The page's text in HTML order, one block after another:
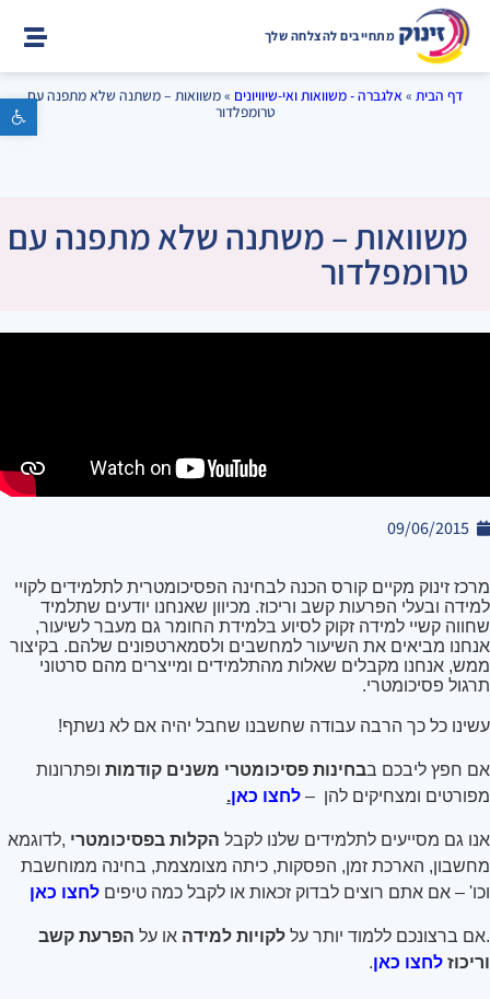
פתח סרגל נגישות
מתחייבים להצלחה שלך
דף הבית » אלגברה - משוואות ואי-שיוויונים »משוואות – משתנה שלא מתפנה עם
טרומפלדור
משוואות – משתנה שלא מתפנה עם
טרומפלדור
09/06/2015
מרכז זינוק מקיים קורס הכנה לבחינה הפסיכומטרית לתלמידים לקויי
למידה ובעלי הפרעות קשב וריכוז. מכיוון שאנחנו יודעים שתלמיד
שחווה קשיי למידה זקוק לסיוע בלמידת החומר גם מעבר לשיעור,
אנחנו מביאים את השיעור למחשבים ולסמארטפונים שלהם. בקיצור
ממש, אנחנו מקבלים שאלות מהתלמידים ומייצרים מהם סרטוני
תרגול פסיכומטרי.
עשינו כל כך הרבה עבודה שחשבנו שחבל יהיה אם לא נשתף!
אם חפץ ליבכם בבחינות פסיכומטרי משנים קודמות ופתרונות
מפורטים ומצחיקים להן – לחצו כאן.
אנו גם מסייעים לתלמידים שלנו לקבל הקלות בפסיכומטרי ,לדוגמא
מחשבון, הארכת זמן, הפסקות, כיתה מצומצמת, בחינה ממוחשבת
וכו' – אם אתם רוצים לבדוק זכאות או לקבל כמה טיפים לחצו כאן
.אם ברצונכם ללמוד יותר על לקויות למידה או על הפרעת קשב
וריכוז לחצו כאן.